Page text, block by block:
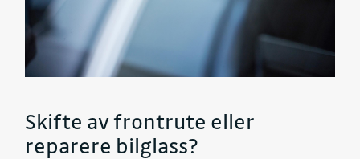
Skifte av frontrute eller
reparere bilglass?